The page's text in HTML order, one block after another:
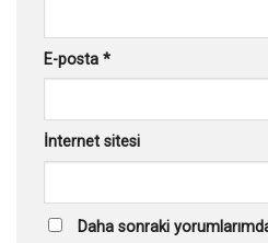
E-posta *
İnternet sitesi
Daha sonraki